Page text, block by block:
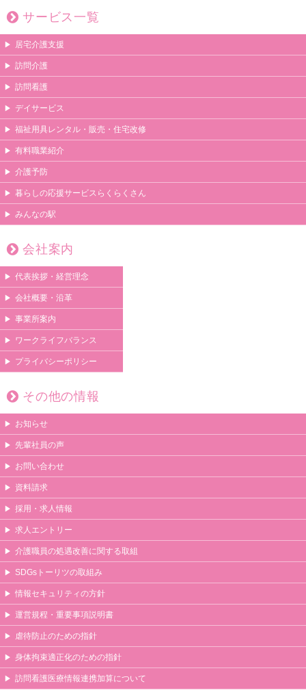
サービス一覧
居宅介護支援
訪問介護
訪問看護
デイサービス
福祉用具レンタル・販売・住宅改修
有料職業紹介
介護予防
暮らしの応援サービスらくらくさん
みんなの駅
会社案内
代表挨拶・経営理念
会社概要・沿革
事業所案内
ワークライフバランス
プライバシーポリシー
その他の情報
お知らせ
先輩社員の声
お問い合わせ
資料請求
採用・求人情報
求人エントリー
介護職員の処遇改善に関する取組
SDGsトーリツの取組み
情報セキュリティの方針
運営規程・重要事項説明書
虐待防止のための指針
身体拘束適正化のための指針
訪問看護医療情報連携加算について